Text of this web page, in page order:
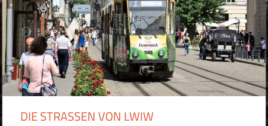
DIE STRASSEN VON LWIW